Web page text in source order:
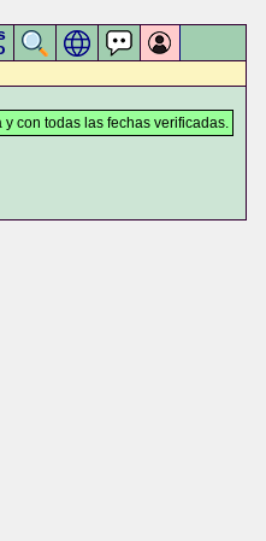
con todas las fechas verificadas.